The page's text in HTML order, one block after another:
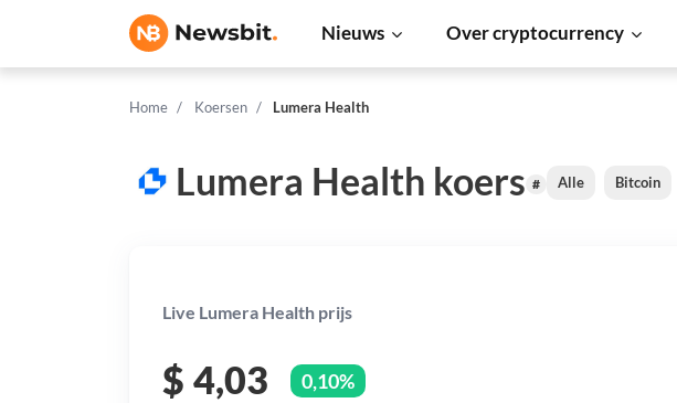
Nieuws Over cryptocurrency
Home Koersen Lumera Health
Lumera Health koers # Alle Bitcoin
Live Lumera Health prijs
$ 4,03 0,10%